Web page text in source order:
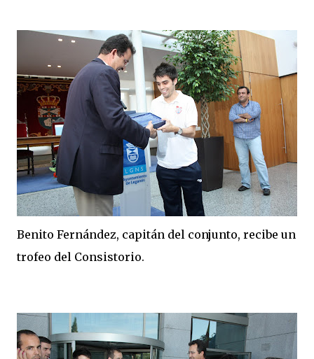
Benito Fernández, capitán del conjunto, recibe un
trofeo del Consistorio.